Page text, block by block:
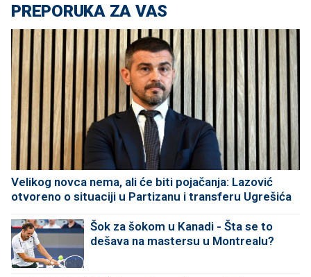
PREPORUKA ZA VAS
Velikog novca nema, ali će biti pojačanja: Lazović
otvoreno o situaciji u Partizanu i transferu Ugrešića
Šok za šokom u Kanadi - Šta se to
dešava na mastersu u Montrealu?